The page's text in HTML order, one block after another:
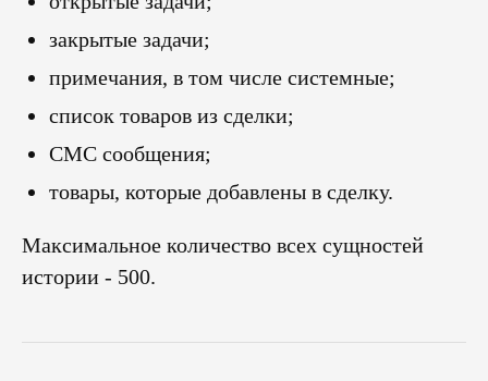
закрытые задачи;
примечания, в том числе системные;
список товаров из сделки;
СМС сообщения;
товары, которые добавлены в сделку.
Максимальное количество всех сущностей
истории - 500.